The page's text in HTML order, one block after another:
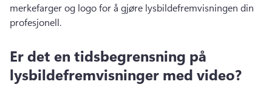
merkefarger og logo for å gjøre lysbildefremvisningen din
profesjonell.
Er det en tidsbegrensning på
lysbildefremvisninger med video?